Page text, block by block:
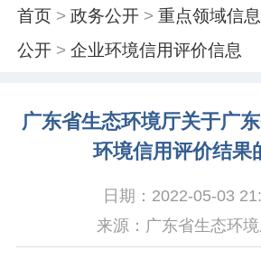
首页 >政务公开 >重点领域信息
公开 >企业环境信用评价信息
广东省生态环境厅关于广
环境信用评价结果
日期：2022-05-03
来源：广东省生态环